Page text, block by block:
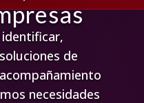
identificar,
de
necesidades